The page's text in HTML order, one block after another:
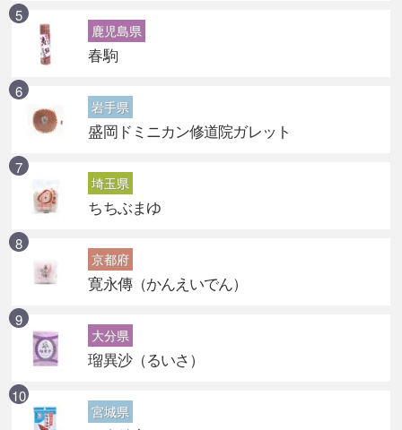
鹿児島県
春駒
岩手県
盛岡ドミニカン修道院ガレット
埼玉県
ちちぶまゆ
京都府
寛永傳（かんえいでん）
大分県
瑠異沙（るいさ）
宮城県